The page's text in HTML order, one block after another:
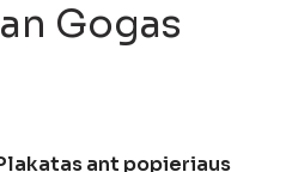
Gogas
ant popieriaus